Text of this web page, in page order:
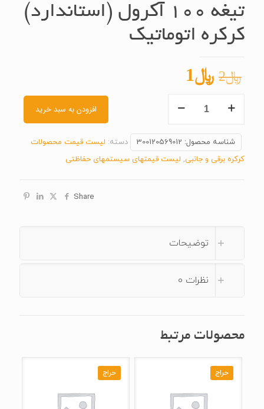
تیغه ۱۰۰ آکرول (استاندارد)
کرکره اتوماتیک
﷼2 قیمت
اصلی
﷼1
آکرول
(استاندارد)
افزودن به سبد خرید
شناسه محصول: 300120569012 دسته: لیست قیمت محصولات
کرکره برقی و جانبی, لیست قیمتهای سیستمهای حفاظتی
Share
توضیحات
نظرات 0
محصولات مرتبط
حراج حراج